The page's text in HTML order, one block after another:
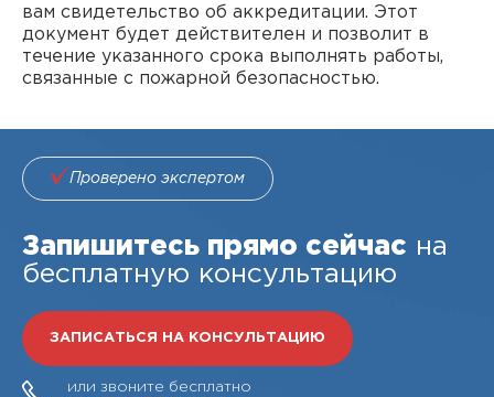
вам свидетельство об аккредитации. Этот
документ будет действителен и позволит в
течение указанного срока выполнять работы,
связанные с пожарной безопасностью.
Проверено экспертом
Запишитесь прямо сейчас на
бесплатную консультацию
ЗАПИСАТЬСЯ НА КОНСУЛЬТАЦИЮ
или звоните бесплатно